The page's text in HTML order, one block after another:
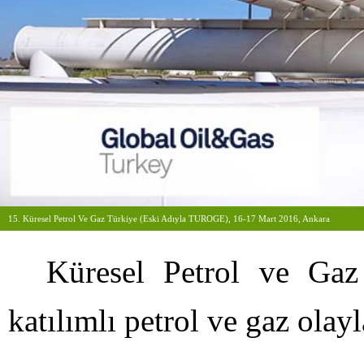
15. Küresel Petrol Ve Gaz Türkiye (Eski Adıyla TUROGE), 16-17 Mart 2016, Ankara
Küresel Petrol ve
katılımlı petrol ve gaz